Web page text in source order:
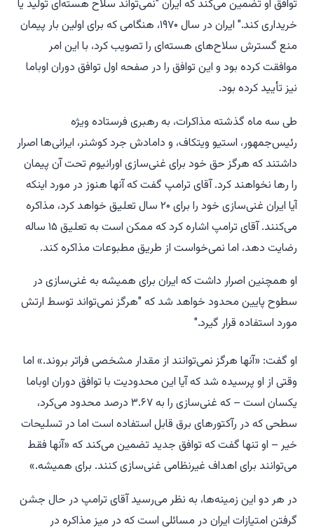
توافق او تضمین می‌کند که ایران "نمی‌تواند سلاح هسته‌ای تولید یا
خریداری کند." ایران در سال ۱۹۷۰، هنگامی که برای اولین بار پیمان
منع گسترش سلاح‌های هسته‌ای را تصویب کرد، با این امر
موافقت کرده بود و این توافق را در صفحه اول توافق دوران اوباما
نیز تأیید کرده بود.
طی سه ماه گذشته مذاکرات، به رهبری فرستاده ویژه
رئیس‌جمهور، استیو ویتکاف، و دامادش جرد کوشنر، ایرانی‌ها اصرار
داشتند که هرگز حق خود برای غنی‌سازی اورانیوم تحت آن پیمان
را رها نخواهند کرد. آقای ترامپ گفت که آنها هنوز در مورد اینکه
آیا ایران غنی‌سازی خود را برای ۲۰ سال تعلیق خواهد کرد، مذاکره
می‌کنند. آقای ترامپ اشاره کرد که ممکن است به تعلیق ۱۵ ساله
رضایت دهد، اما نمی‌خواست از طریق مطبوعات مذاکره کند.
او همچنین اصرار داشت که ایران برای همیشه به غنی‌سازی در
سطوح پایین محدود خواهد شد که "هرگز نمی‌تواند توسط ارتش
مورد استفاده قرار گیرد."
او گفت: «آنها هرگز نمی‌توانند از مقدار مشخصی فراتر بروند.» اما
وقتی از او پرسیده شد که آیا این محدودیت با توافق دوران اوباما
یکسان است – که غنی‌سازی را به ۳.۶۷ درصد محدود می‌کرد،
سطحی که در رآکتورهای برق قابل استفاده است اما در تسلیحات
خیر – او تنها گفت که توافق جدید تضمین می‌کند که «آنها فقط
می‌توانند برای اهداف غیرنظامی غنی‌سازی کنند. برای همیشه.»
در هر دو این زمینه‌ها، به نظر می‌رسید آقای ترامپ در حال جشن
گرفتن امتیازات ایران در مسائلی است که در میز مذاکره در